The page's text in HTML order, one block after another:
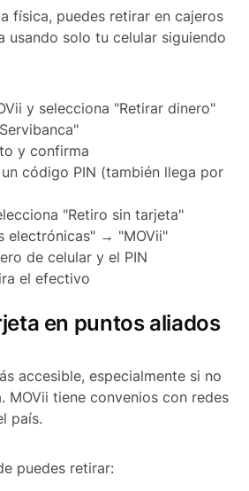
física, puedes retirar en cajeros
usando solo tu celular siguiendo
y selecciona "Retirar dinero"
y confirma
código PIN (también llega por
"Retiro sin tarjeta"
electrónicas" → "MOVii"
de celular y el PIN
el efectivo
en puntos aliados
accesible, especialmente si no
MOVii tiene convenios con redes
país.
puedes retirar: